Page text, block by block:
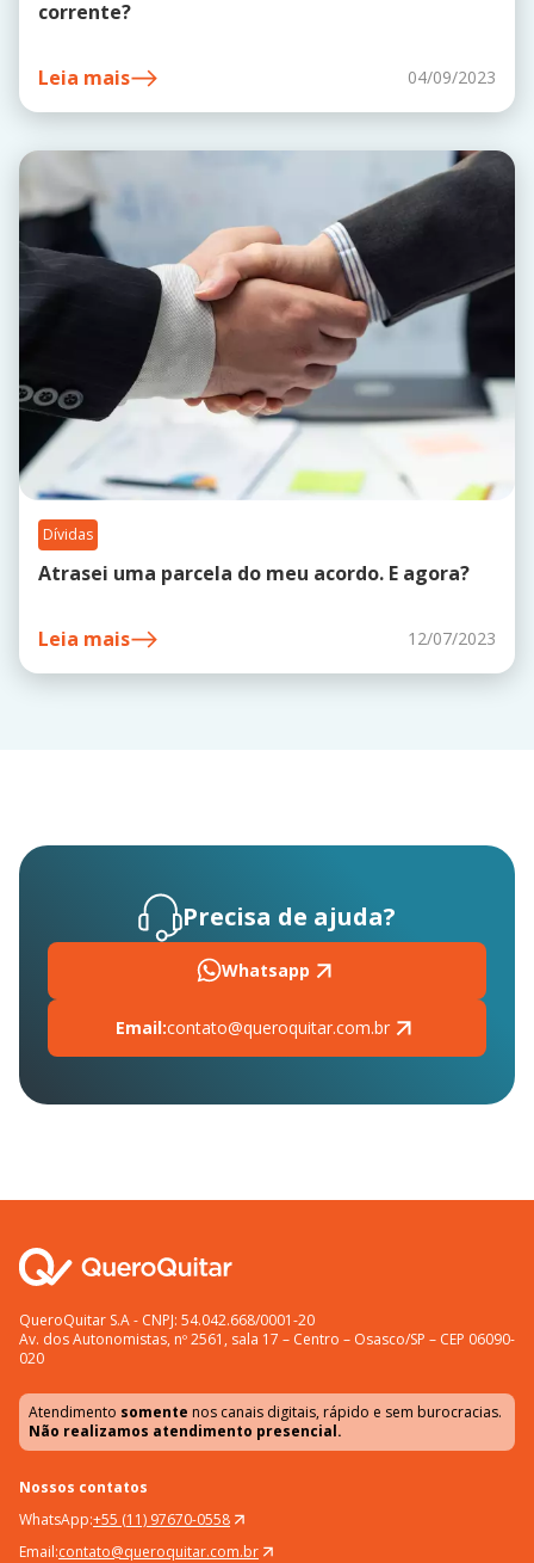
corrente?
Leia mais 04/09/2023
Dívidas
Atrasei uma parcela do meu acordo. E agora?
Leia mais 12/07/2023
Precisa de ajuda?
Whatsapp
Email:contato@queroquitar.com.br
QueroQuitar S.A - CNPJ: 54.042.668/0001-20
Av. dos Autonomistas, nº 2561, sala 17 – Centro – Osasco/SP – CEP 06090-
020
Atendimento somente nos canais digitais, rápido e sem burocracias.
Não realizamos atendimento presencial.
Nossos contatos
WhatsApp:+55 (11) 97670-0558
Email:contato@queroquitar.com.br